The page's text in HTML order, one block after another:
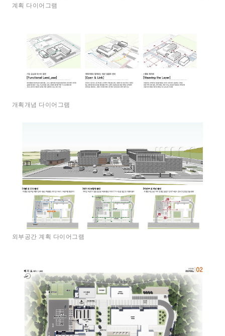
계획 다이어그램
개획개념 다이어그램
외부공간 계획 다이어그램